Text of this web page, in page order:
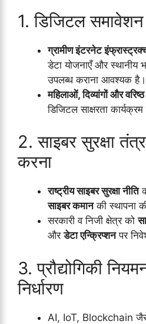
1. डिजिटल समावेशन
ग्रामीण इंटरनेट
डेटा योजनाएँ और स्थानीय
उपलब्ध कराना आवश्यक है।
महिलाओं, दिव्यांगों और
डिजिटल साक्षरता
2. साइबर सुरक्षा
करना
राष्ट्रीय साइबर सुरक्षा नीति
साइबर कमानकी स्थापना
सरकारी व निजी क्षेत्र को
औरडेटा एन्क्रिप्शनपर
3. प्रौद्योगिकी
निर्धारण
AI, IoT, Blockchain